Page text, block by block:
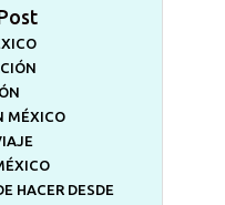
MÉXICO
HACER DESDE